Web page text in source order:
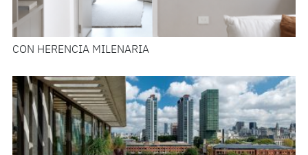
CON HERENCIA MILENARIA